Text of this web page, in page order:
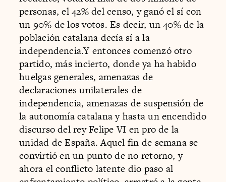
personas, el 42% del censo, y ganó el sí con
un 90% de los votos. Es decir, un 40% de la
población catalana decía sí a la
independencia.Y entonces comenzó otro
partido, más incierto, donde ya ha habido
huelgas generales, amenazas de
declaraciones unilaterales de
independencia, amenazas de suspensión de
la autonomía catalana y hasta un encendido
discurso del rey Felipe VI en pro de la
unidad de España. Aquel fin de semana se
convirtió en un punto de no retorno, y
ahora el conflicto latente dio paso al